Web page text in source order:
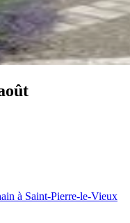
à Saint-Pierre-le-Vieux